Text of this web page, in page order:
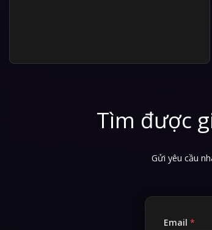
Tìm được
Gửi yêu cầu
Email *